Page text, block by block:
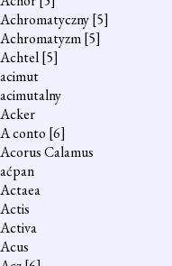
Achromatyczny[5]
Achromatyzm[5]
Achtel[5]
acimut
acimutalny
Acker
A conto [6]
Acorus Calamus
aćpan
Actaea
Actis
Activa
Acus